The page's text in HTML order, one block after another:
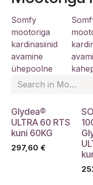
Somfy
mootoriga
kardinasiinid
avamine
ühepoolne
Glydea®
ULTRA 60 RTS
kuni 60KG
297,60 €